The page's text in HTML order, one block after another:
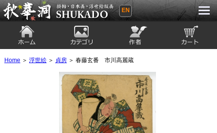
秋華洞 SHUKADO 掛軸・日本画・浮世
EN
Home ＞ 浮世絵＞ 貞房＞ 春藤玄番 市川高麗蔵